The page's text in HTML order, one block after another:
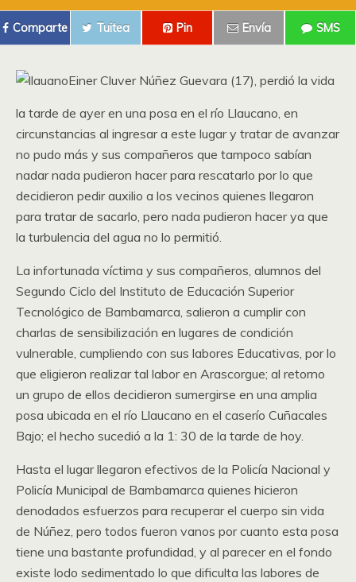
Comparte Tuitea Pin Envía SMS
Einer Cluver Núñez Guevara (17), perdió la vida
la tarde de ayer en una posa en el río Llaucano, en
circunstancias al ingresar a este lugar y tratar de avanzar
no pudo más y sus compañeros que tampoco sabían
nadar nada pudieron hacer para rescatarlo por lo que
decidieron pedir auxilio a los vecinos quienes llegaron
para tratar de sacarlo, pero nada pudieron hacer ya que
la turbulencia del agua no lo permitió.
La infortunada víctima y sus compañeros, alumnos del
Segundo Ciclo del Instituto de Educación Superior
Tecnológico de Bambamarca, salieron a cumplir con
charlas de sensibilización en lugares de condición
vulnerable, cumpliendo con sus labores Educativas, por lo
que eligieron realizar tal labor en Arascorgue; al retorno
un grupo de ellos decidieron sumergirse en una amplia
posa ubicada en el río Llaucano en el caserío Cuñacales
Bajo; el hecho sucedió a la 1: 30 de la tarde de hoy.
Hasta el lugar llegaron efectivos de la Policía Nacional y
Policía Municipal de Bambamarca quienes hicieron
denodados esfuerzos para recuperar el cuerpo sin vida
de Núñez, pero todos fueron vanos por cuanto esta posa
tiene una bastante profundidad, y al parecer en el fondo
existe lodo sedimentado lo que dificulta las labores de